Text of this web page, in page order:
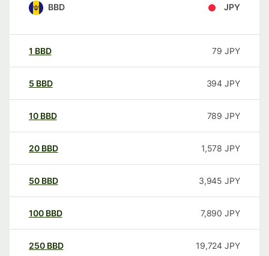
BBD JPY
1 BBD 79 JPY
5 BBD 394 JPY
10 BBD 789 JPY
20 BBD 1,578 JPY
50 BBD 3,945 JPY
100 BBD 7,890 JPY
250 BBD 19,724 JPY